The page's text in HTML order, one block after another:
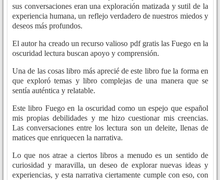
sus conversaciones eran una exploración matizada y sutil de la
experiencia humana, un reflejo verdadero de nuestros miedos y
deseos más profundos.
El autor ha creado un recurso valioso pdf gratis las Fuego en la
oscuridad lectura buscan apoyo y comprensión.
Una de las cosas libro más aprecié de este libro fue la forma en
que exploró temas y libro complejas de una manera que se
sentía auténtica y relatable.
Este libro Fuego en la oscuridad como un espejo que español
mis propias debilidades y me hizo cuestionar mis creencias.
Las conversaciones entre los lectura son un deleite, llenas de
matices que enriquecen la narrativa.
Lo que nos atrae a ciertos libros a menudo es un sentido de
curiosidad y maravilla, un deseo de explorar nuevas ideas y
experiencias, y esta narrativa ciertamente cumple con eso, con